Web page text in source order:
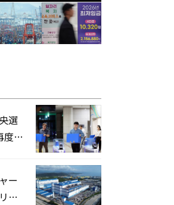
需給対応体制を点
選
度家
ー
ー